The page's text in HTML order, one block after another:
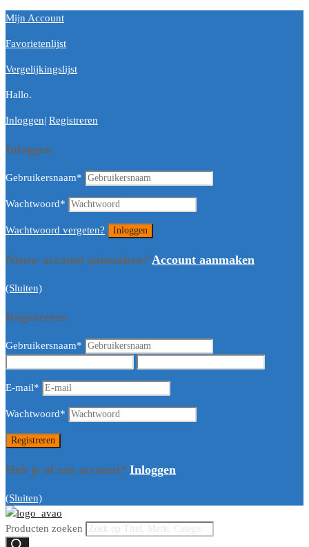
Mijn Account
Favorietenlijst
Vergelijkingslijst
Hallo.
Inloggen| Registreren
Inloggen
Gebruikersnaam*
Wachtwoord*
Wachtwoord vergeten?
Nieuw account aanmaken? Account aanmaken
(Sluiten)
Registreren
Gebruikersnaam*
E-mail*
Wachtwoord*
Heb je al een account? Inloggen
(Sluiten)
Producten zoeken